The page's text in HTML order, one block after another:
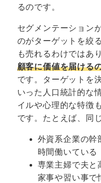
るのです。
セグメンテーション
のがターゲットを絞
も売れるわけではあ
顧客に価値を届ける
です。ターゲットを
いった人口統計的な
イルや心理的な特徴
です。たとえば、同
外資系企業の幹
時間働いている
専業主婦で夫と
家事や習い事で